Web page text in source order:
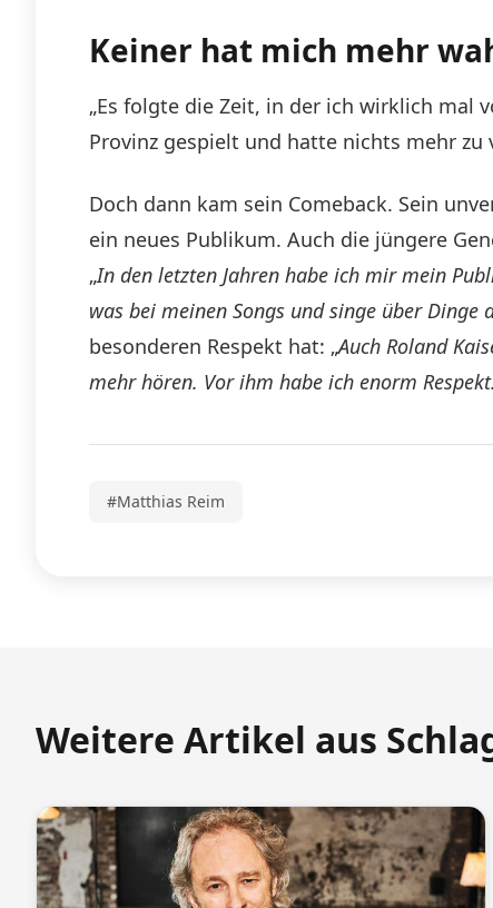
Keiner hat mich mehr
„Es folgte die Zeit, in der ich wirklich mal
Provinz gespielt und hatte nichts mehr
Doch dann kam sein Comeback. Sein
ein neues Publikum. Auch die jüngere
„In den letzten Jahren habe ich mir mein
was bei meinen Songs und singe über Dinge
besonderen Respekt hat: „Auch Roland
mehr hören. Vor ihm habe ich enorm
#Matthias Reim
Weitere Artikel aus